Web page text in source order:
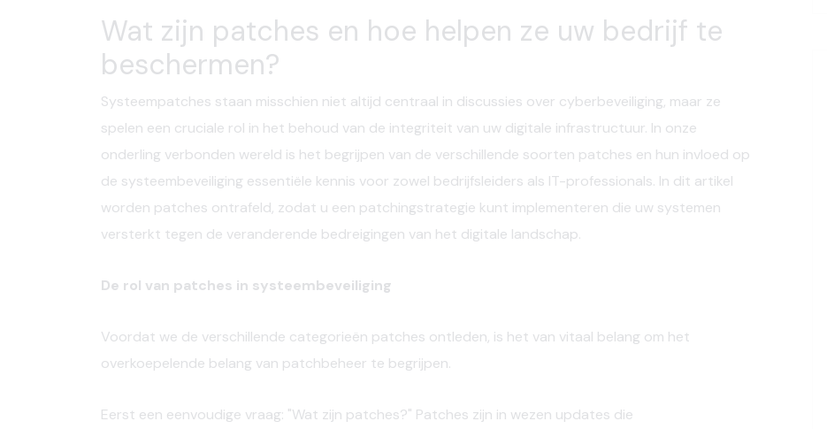
Wat zijn patches en hoe helpen ze uw bedrijf te
beschermen?
Systeempatches staan misschien niet altijd centraal in discussies over cyberbeveiliging, maar ze
spelen een cruciale rol in het behoud van de integriteit van uw digitale infrastructuur. In onze
onderling verbonden wereld is het begrijpen van de verschillende soorten patches en hun invloed op
de systeembeveiliging essentiële kennis voor zowel bedrijfsleiders als IT-professionals. In dit artikel
worden patches ontrafeld, zodat u een patchingstrategie kunt implementeren die uw systemen
versterkt tegen de veranderende bedreigingen van het digitale landschap.
De rol van patches in systeembeveiliging
Voordat we de verschillende categorieën patches ontleden, is het van vitaal belang om het
overkoepelende belang van patchbeheer te begrijpen.
Eerst een eenvoudige vraag: "Wat zijn patches?" Patches zijn in wezen updates die